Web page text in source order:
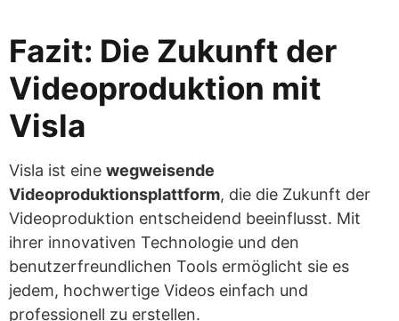
Fazit: Die Zukunft der
Videoproduktion mit
Visla
Visla ist eine wegweisende
Videoproduktionsplattform, die die Zukunft der
Videoproduktion entscheidend beeinflusst. Mit
ihrer innovativen Technologie und den
benutzerfreundlichen Tools ermöglicht sie es
jedem, hochwertige Videos einfach und
professionell zu erstellen.